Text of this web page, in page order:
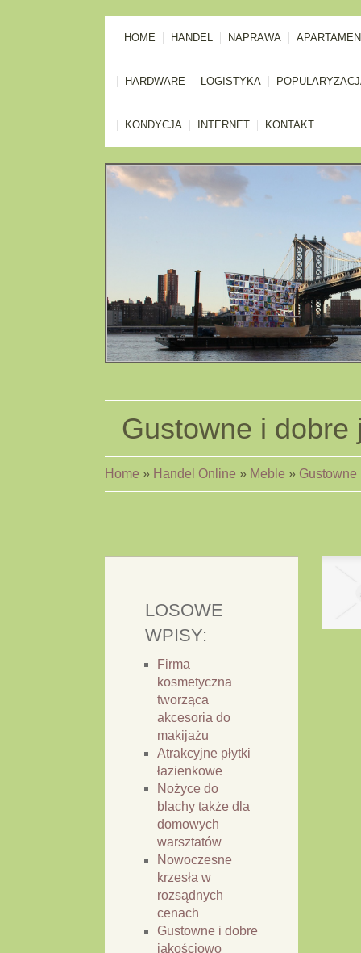
HOME HANDEL NAPRAWA
HARDWARE LOGISTYKA
KONDYCJA INTERNET KONTAKT
Gustowne i
Home » Handel Online » Meble »
LOSOWE
WPISY:
Firma
kosmetyczna
tworząca
akcesoria do
makijażu
Atrakcyjne płytki
łazienkowe
Nożyce do
blachy także dla
domowych
warsztatów
Nowoczesne
krzesła w
rozsądnych
cenach
Gustowne i dobre
jakościowo